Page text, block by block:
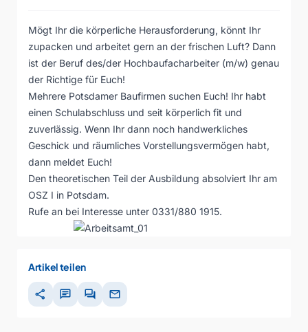
Mögt Ihr die körperliche Herausforderung, könnt Ihr
zupacken und arbeitet gern an der frischen Luft? Dann
ist der Beruf des/der Hochbaufacharbeiter (m/w) genau
der Richtige für Euch!
Mehrere Potsdamer Baufirmen suchen Euch! Ihr habt
einen Schulabschluss und seit körperlich fit und
zuverlässig. Wenn Ihr dann noch handwerkliches
Geschick und räumliches Vorstellungsvermögen habt,
dann meldet Euch!
Den theoretischen Teil der Ausbildung absolviert Ihr am
OSZ I in Potsdam.
Rufe an bei Interesse unter 0331/880 1915.
Artikel teilen
share chat forum mail